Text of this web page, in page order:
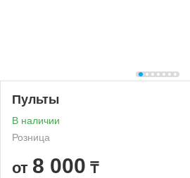
Пульты
В наличии
Розница
от 8 000 ₸